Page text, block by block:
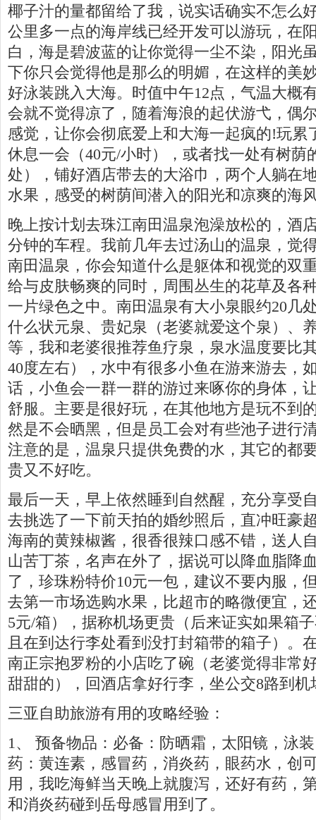
椰子汁的量都留给了我，说实话确实不怎么
公里多一点的海岸线已经开发可以游玩，在
白，海是碧波蓝的让你觉得一尘不染，阳光
下你只会觉得他是那么的明媚，在这样的美
好泳装跳入大海。时值中午12点，气温大概
会就不觉得凉了，随着海浪的起伏游弋，偶
感觉，让你会彻底爱上和大海一起疯的!玩累
休息一会（40元/小时），或者找一处有树荫
处），铺好酒店带去的大浴巾，两个人躺在
水果，感受的树荫间潜入的阳光和凉爽的海
晚上按计划去珠江南田温泉泡澡放松的，酒
分钟的车程。我前几年去过汤山的温泉，觉
南田温泉，你会知道什么是躯体和视觉的双
给与皮肤畅爽的同时，周围丛生的花草及各
一片绿色之中。南田温泉有大小泉眼约20几
什么状元泉、贵妃泉（老婆就爱这个泉）、
等，我和老婆很推荐鱼疗泉，泉水温度要比
40度左右），水中有很多小鱼在游来游去，
话，小鱼会一群一群的游过来啄你的身体，
舒服。主要是很好玩，在其他地方是玩不到
然是不会晒黑，但是员工会对有些池子进行
注意的是，温泉只提供免费的水，其它的都
贵又不好吃。
最后一天，早上依然睡到自然醒，充分享受
去挑选了一下前天拍的婚纱照后，直冲旺豪
海南的黄辣椒酱，很香很辣口感不错，送人
山苦丁茶，名声在外了，据说可以降血脂降
了，珍珠粉特价10元一包，建议不要内服，
去第一市场选购水果，比超市的略微便宜，
5元/箱），据称机场更贵（后来证实如果箱
且在到达行李处看到没打封箱带的箱子）。
南正宗抱罗粉的小店吃了碗（老婆觉得非常
甜甜的），回酒店拿好行李，坐公交8路到
三亚自助旅游有用的攻略经验：
1、 预备物品：必备：防晒霜，太阳镜，泳
药：黄连素，感冒药，消炎药，眼药水，创
用，我吃海鲜当天晚上就腹泻，还好有药，
和消炎药碰到岳母感冒用到了。